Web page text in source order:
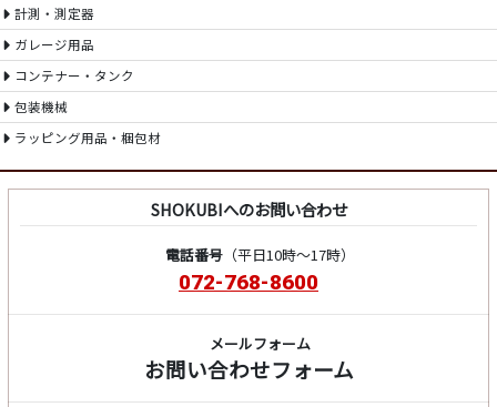
計測・測定器
ガレージ用品
コンテナー・タンク
包装機械
ラッピング用品・梱包材
SHOKUBIへのお問い合わせ
電話番号（平日10時～17時）
072-768-8600
メールフォーム
お問い合わせフォーム